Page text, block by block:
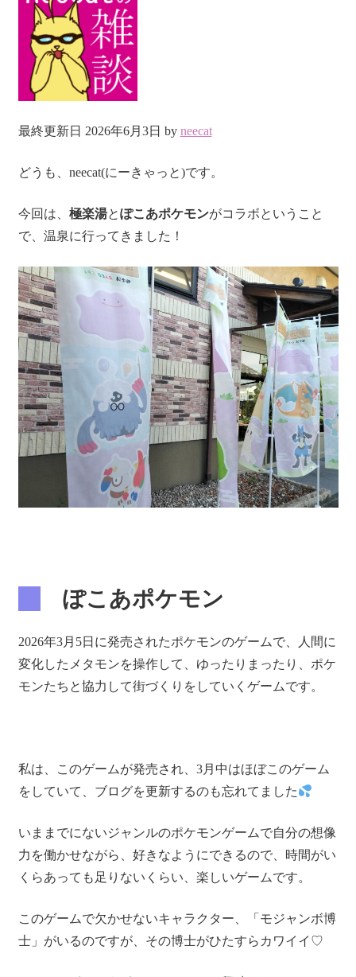
最終更新日 2026年6月3日 by neecat
どうも、neecat(にーきゃっと)です。
今回は、 極楽湯とぽこあポケモンがコラボということ
で、温泉に行ってきました！
ぽこあポケモン
2026年3月5日に発売されたポケモンのゲームで、人間に
変化したメタモンを操作して、ゆったりまったり、ポケ
モンたちと協力して街づくりをしていくゲームです。
私は、このゲームが発売され、3月中はほぼこのゲーム
をしていて、ブログを更新するのも忘れてました
いままでにないジャンルのポケモンゲームで自分の想像
力を働かせながら、好きなようにできるので、時間がい
くらあっても足りないくらい、楽しいゲームです。
このゲームで欠かせないキャラクター、「モジャンボ博
士」がいるのですが、その博士がひたすらカワイイ♡